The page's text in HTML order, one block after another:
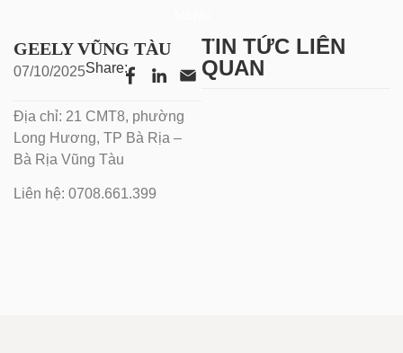
GEELY VŨNG TÀU
07/10/2025Share:
Địa chỉ: 21 CMT8, phường
Long Hương, TP Bà Rịa –
Bà Rịa Vũng Tàu
Liên hệ: 0708.661.399
TIN TỨC LIÊN
QUAN